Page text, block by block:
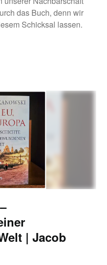
das Buch, denn wir
Schicksal lassen.
| Jacob